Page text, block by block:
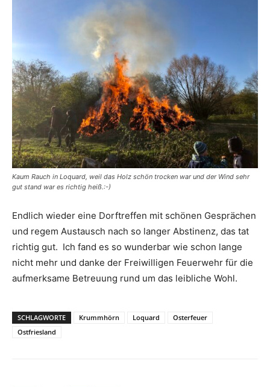
Kaum Rauch in Loquard, weil das Holz schön trocken war und der Wind sehr
gut stand war es richtig heiß.:-)
Endlich wieder eine Dorftreffen mit schönen Gesprächen
und regem Austausch nach so langer Abstinenz, das tat
richtig gut. Ich fand es so wunderbar wie schon lange
nicht mehr und danke der Freiwilligen Feuerwehr für die
aufmerksame Betreuung rund um das leibliche Wohl.
SCHLAGWORTE Krummhörn Loquard
Osterfeuer
Ostfriesland